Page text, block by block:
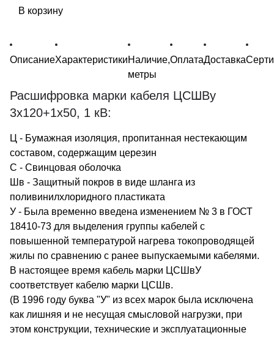
В корзину
ОписаниеХарактеристикиНаличие,
метры
ОплатаДоставка
Расшифровка марки кабеля ЦСШВу
3х120+1х50, 1 кВ:
Ц - Бумажная изоляция, пропитанная нестекающим
составом, содержащим церезин
С - Свинцовая оболочка
Шв - Защитный покров в виде шланга из
поливинилхлоридного пластиката
У - Была временно введена изменением № 3 в ГОСТ
18410-73 для выделения группы кабелей с
повышенной температурой нагрева токопроводящей
жилы по сравнению с ранее выпускаемыми кабелями.
В настоящее время кабель марки ЦСШвУ
соответствует кабелю марки ЦСШв.
(В 1996 году буква "У" из всех марок была исключена
как лишняя и не несущая смысловой нагрузки, при
этом конструкции, технические и эксплуатационные